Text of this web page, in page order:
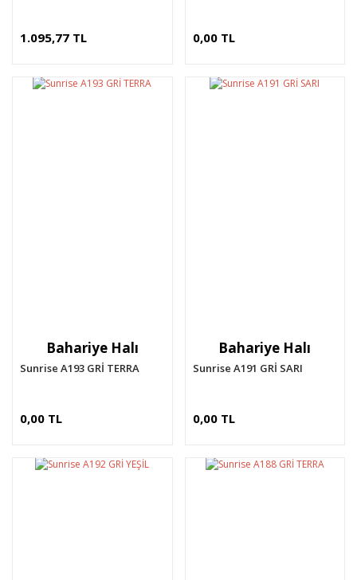
1.095,77 TL 0,00 TL
Bahariye Halı
Sunrise A193 GRİ TERRA
0,00 TL
Bahariye Halı
Sunrise A191 GRİ SARI
0,00 TL